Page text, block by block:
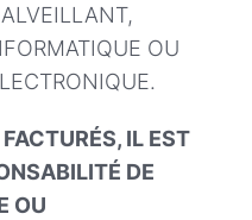
OU
IL EST
DE
OU